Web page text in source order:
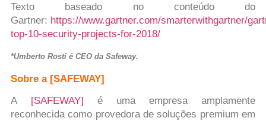
Texto baseado no conteúdo do
Gartner: https://www.gartner.com/smarterwithgartner/
top-10-security-projects-for-2018/
*Umberto Rosti é CEO da Safeway.
Sobre a [SAFEWAY]
A
[SAFEWAY]
é uma empresa amplamente
reconhecida como provedora de soluções premium em